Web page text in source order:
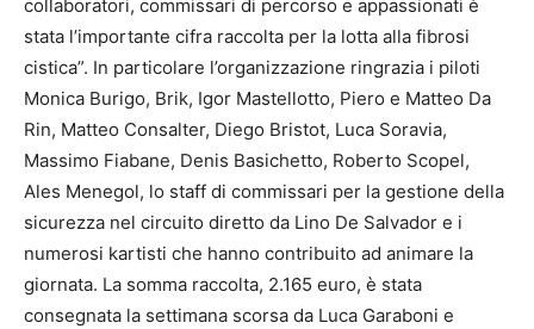
collaboratori, commissari di percorso e appassionati è
stata l’importante cifra raccolta per la lotta alla fibrosi
cistica”. In particolare l’organizzazione ringrazia i piloti
Monica Burigo, Brik, Igor Mastellotto, Piero e Matteo Da
Rin, Matteo Consalter, Diego Bristot, Luca Soravia,
Massimo Fiabane, Denis Basichetto, Roberto Scopel,
Ales Menegol, lo staff di commissari per la gestione della
sicurezza nel circuito diretto da Lino De Salvador e i
numerosi kartisti che hanno contribuito ad animare la
giornata. La somma raccolta, 2.165 euro, è stata
consegnata la settimana scorsa da Luca Garaboni e